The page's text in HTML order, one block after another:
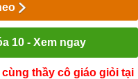
10 - Xem ngay
thầy cô giáo giỏi tại